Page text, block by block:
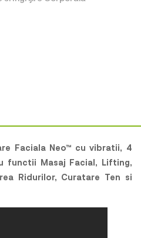
Faciala Neo™ cu vibratii, 4
functii Masaj Facial, Lifting,
Ridurilor, Curatare Ten si